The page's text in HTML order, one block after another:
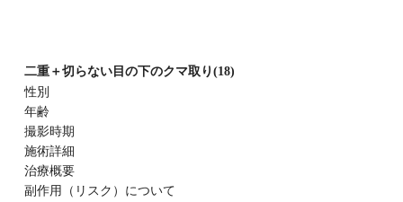
二重＋切らない目の下のクマ取り(18)
性別
年齢
撮影時期
施術詳細
治療概要
副作⽤（リスク）について